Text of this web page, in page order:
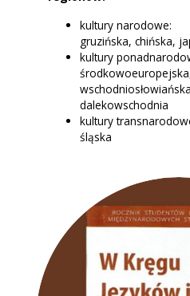
kultury narodowe:
gruzińska, chińska,
kultury
dalekowschodnia
kultury
śląska